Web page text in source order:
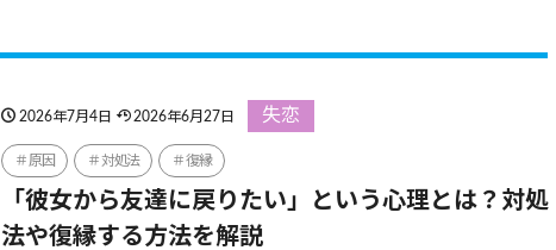
2026年7月4日 2026年6月27日 失恋
原因 対処法 復縁
「彼女から友達に戻りたい」という心理とは？対処
法や復縁する方法を解説